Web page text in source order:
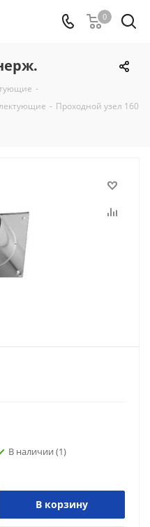
0
-
- Проходной узел 160
В наличии (1)
В корзину